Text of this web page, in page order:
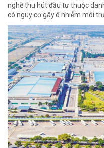
nghề thu hút đầu tư thuộc
có nguy cơ gây ô nhiễm môi